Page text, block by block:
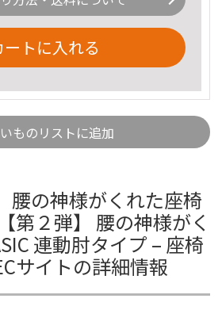
ートに入れる
ものリストに追加
腰の神様がくれた座椅
第２弾】 腰の神様がく
連動肘タイプ – 座椅
サイトの詳細情報